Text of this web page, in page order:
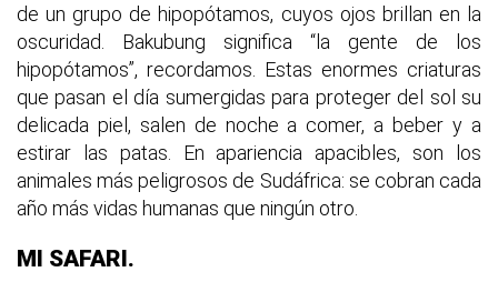
de un grupo de hipopótamos, cuyos ojos brillan en la
oscuridad. Bakubung significa “la gente de los
hipopótamos”, recordamos. Estas enormes criaturas
que pasan el día sumergidas para proteger del sol su
delicada piel, salen de noche a comer, a beber y a
estirar las patas. En apariencia apacibles, son los
animales más peligrosos de Sudáfrica: se cobran cada
año más vidas humanas que ningún otro.
MI SAFARI.